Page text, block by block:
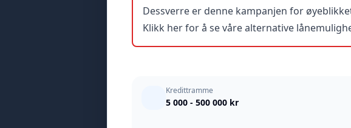
Dessverre er denne kampanjen for
Klikk her for å se våre alternative
Kredittramme
5 000 - 500 000 kr